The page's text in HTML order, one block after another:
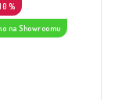
%
na Showroomu